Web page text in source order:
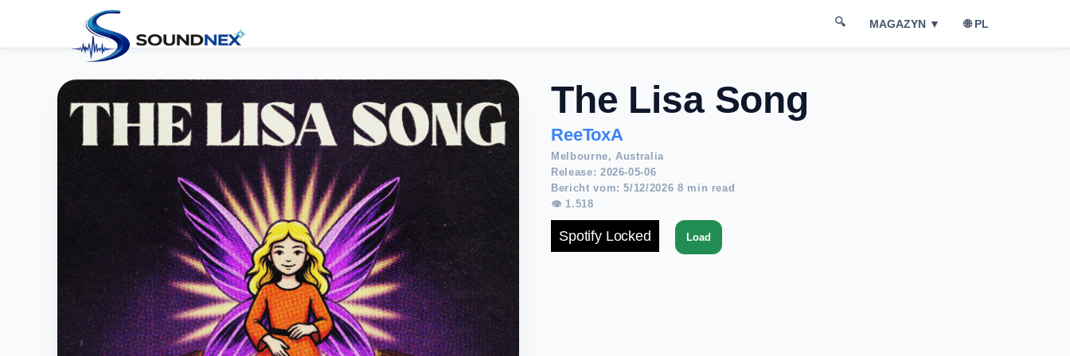
🔍 MAGAZYN ▼ 🌐 PL
The Lisa Song
ReeToxA
Melbourne, Australia
Release: 2026-05-06
Bericht vom: 5/12/2026 8 min read
👁 1.518
Spotify Locked Load